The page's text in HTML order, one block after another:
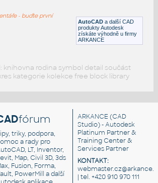
AutoCAD a další CAD
produkty Autodesk
získáte výhodně u firmy
ARKANCE
- buďte první
knihovna rodina symbol detail součást
kategorie kolekce free block library
fórum
triky, podpora,
a rady pro
LT, Inventor,
Map, Civil 3D, 3ds
Fusion, Forma,
PowerMill a další
ARKANCE (CAD
Studio) - Autodesk
Platinum Partner &
Training Center &
Services Partner
KONTAKT:
| tel. +420 910 970 111